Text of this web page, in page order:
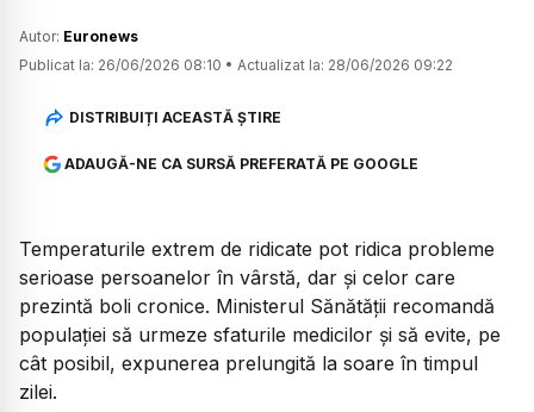
Autor: Euronews
Publicat la: 26/06/2026 08:10 • Actualizat la: 28/06/2026 09:22
DISTRIBUIȚI ACEASTĂ ȘTIRE
ADAUGĂ-NE CA SURSĂ PREFERATĂ PE GOOGLE
Temperaturile extrem de ridicate pot ridica probleme
serioase persoanelor în vârstă, dar și celor care
prezintă boli cronice. Ministerul Sănătăţii recomandă
populaţiei să urmeze sfaturile medicilor şi să evite, pe
cât posibil, expunerea prelungită la soare în timpul
zilei.